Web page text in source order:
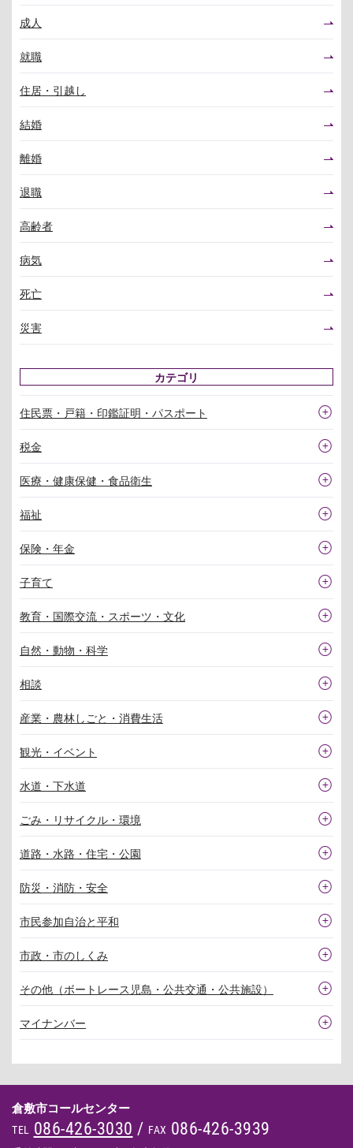
成人
就職
住居・引越し
結婚
離婚
退職
高齢者
病気
死亡
災害
カテゴリ
住民票・戸籍・印鑑証明・パスポート
税金
医療・健康保健・食品衛生
福祉
保険・年金
子育て
教育・国際交流・スポーツ・文化
自然・動物・科学
相談
産業・農林しごと・消費生活
観光・イベント
水道・下水道
ごみ・リサイクル・環境
道路・水路・住宅・公園
防災・消防・安全
市民参加自治と平和
市政・市のしくみ
その他（ボートレース児島・公共交通・公共施設）
マイナンバー
倉敷市コールセンター
TEL 086-426-3030 / FAX 086-426-3939